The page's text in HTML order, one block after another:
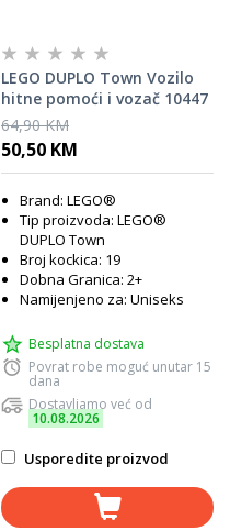
LEGO DUPLO Town Vozilo
hitne pomoći i vozač 10447
64,90 KM
50,50 KM
Brand: LEGO®
Tip proizvoda: LEGO®
DUPLO Town
Broj kockica: 19
Dobna Granica: 2+
Namijenjeno za: Uniseks
Besplatna dostava
Povrat robe moguć unutar 15
dana
Dostavljamo već od
10.08.2026
Usporedite proizvod